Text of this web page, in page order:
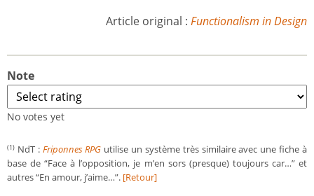
Article original : Functionalism in Design
Note
No votes yet
(1) NdT : Friponnes RPG utilise un système très similaire avec une fiche à
base de “Face à l’opposition, je m’en sors (presque) toujours car…” et
autres “En amour, j’aime…”. [Retour]